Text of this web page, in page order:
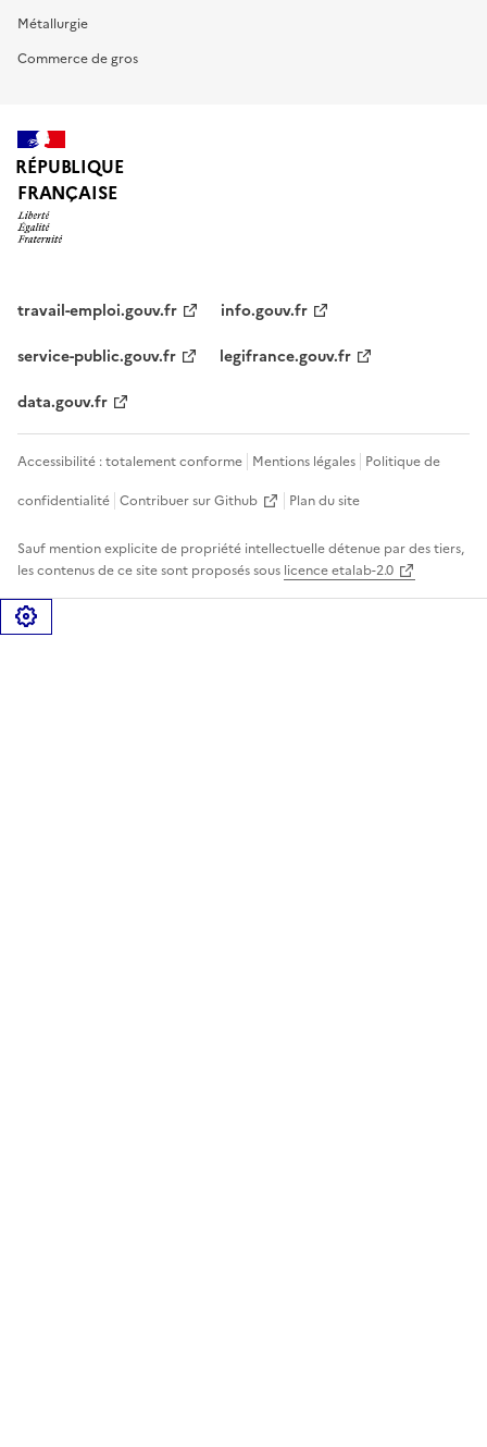
Métallurgie
Commerce de gros
RÉPUBLIQUE
FRANÇAISE
travail-emploi.gouv.fr
info.gouv.fr
service-public.gouv.fr
legifrance.gouv.fr
data.gouv.fr
Accessibilité : totalement conforme Mentions légales Politique de
confidentialité Contribuer sur Github Plan du site
Sauf mention explicite de propriété intellectuelle détenue par des tiers,
les contenus de ce site sont proposés sous licence etalab-2.0
Gérer les cookies